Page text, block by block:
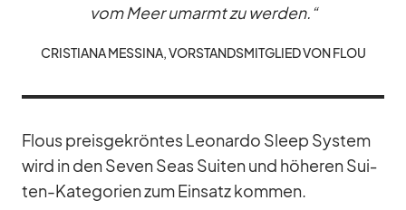
vom Meer um­armt zu wer­den.“
CRIS­TIANA MES­SINA, VOR­STANDS­MIT­GLIED VON FLOU
Flous preis­ge­krön­tes Leo­nardo Sleep Sys­tem
wird in den Se­ven Seas Sui­ten und hö­he­ren Sui­
ten-Ka­te­go­rien zum Ein­satz kom­men.